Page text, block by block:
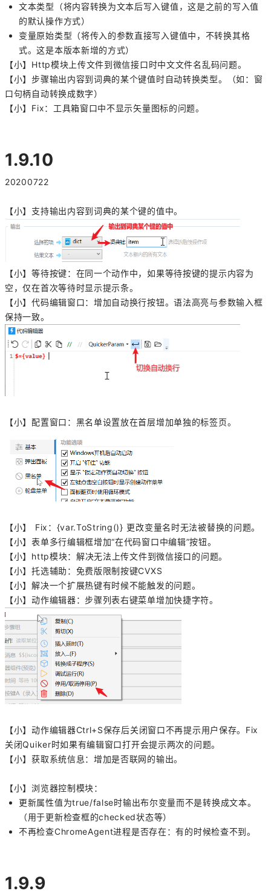
文本类型（将内容转换为文本后写入键值，这是之前的写入值
的默认操作方式）
变量原始类型（将传入的参数直接写入键值中，不转换其格
式。这是本版本新增的方式）
【小】Http模块上传文件到微信接口时中文文件名乱码问题。
【小】步骤输出内容到词典的某个键值时自动转换类型。（如：窗
口句柄自动转换成数字）
【小】Fix：工具箱窗口中不显示矢量图标的问题。
1.9.10
20200722
【小】支持输出内容到词典的某个键的值中。
【小】等待按键：在同一个动作中，如果等待按键的提示内容为
空，仅在首次等待时显示提示条。
【小】代码编辑窗口：增加自动换行按钮。语法高亮与参数输入框
保持一致。
【小】配置窗口：黑名单设置放在首层增加单独的标签页。
【小】 Fix：{var.ToString()} 更改变量名时无法被替换的问题。
【小】表单多行编辑框增加“在代码窗口中编辑”按钮。
【小】http模块：解决无法上传文件到微信接口的问题。
【小】托选辅助：免费版限制按键CVXS
【小】解决一个扩展热键有时候不能触发的问题。
【小】动作编辑器：步骤列表右键菜单增加快捷字符。
【小】动作编辑器Ctrl+S保存后关闭窗口不再提示用户保存。Fix
关闭Quiker时如果有编辑窗口打开会提示两次的问题。
【小】获取系统信息：增加是否联网的输出。
【小】浏览器控制模块：
更新属性值为true/false时输出布尔变量而不是转换成文本。
（用于更新检查框的checked状态等）
不再检查ChromeAgent进程是否存在：有的时候检查不到。
1.9.9